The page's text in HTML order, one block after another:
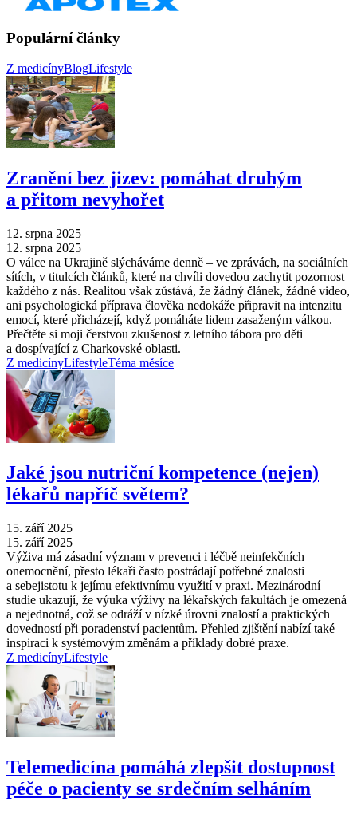
Populární články
Z medicínyBlogLifestyle
Zranění bez jizev: pomáhat druhým
a přitom nevyhořet
12. srpna 2025
12. srpna 2025
O válce na Ukrajině slýcháváme denně –⁠ ve zprávách, na sociálních
sítích, v titulcích článků, které na chvíli dovedou zachytit pozornost
každého z nás. Realitou však zůstává, že žádný článek, žádné video,
ani psychologická příprava člověka nedokáže připravit na intenzitu
emocí, které přicházejí, když pomáháte lidem zasaženým válkou.
Přečtěte si moji čerstvou zkušenost z letního tábora pro děti
a dospívající z Charkovské oblasti.
Z medicínyLifestyleTéma měsíce
Jaké jsou nutriční kompetence (nejen)
lékařů napříč světem?
15. září 2025
15. září 2025
Výživa má zásadní význam v prevenci i léčbě neinfekčních
onemocnění, přesto lékaři často postrádají potřebné znalosti
a sebejistotu k jejímu efektivnímu využití v praxi. Mezinárodní
studie ukazují, že výuka výživy na lékařských fakultách je omezená
a nejednotná, což se odráží v nízké úrovni znalostí a praktických
dovedností při poradenství pacientům. Přehled zjištění nabízí také
inspiraci k systémovým změnám a příklady dobré praxe.
Z medicínyLifestyle
Telemedicína pomáhá zlepšit dostupnost
péče o pacienty se srdečním selháním